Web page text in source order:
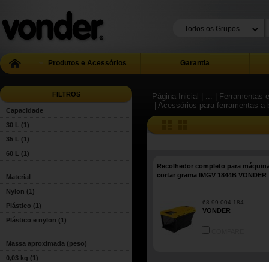
Produtos e Acessórios Garantia
FILTROS
Capacidade
30 L
(1)
35 L
(1)
60 L
(1)
Material
Nylon (1)
Plástico (1)
Plástico e nylon (1)
Massa aproximada (peso)
0,03 kg (1)
Página Inicial | ...
|
| Acessórios para ferramentas
Recolhedor completo para
cortar grama IMGV 1844B VONDER
68.99.004.184
VONDER